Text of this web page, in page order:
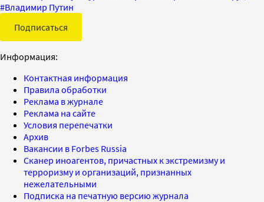
#Владимир Путин
Подписаться
Информация:
Контактная информация
Правила обработки
Реклама в журнале
Реклама на сайте
Условия перепечатки
Архив
Вакансии в Forbes Russia
Сканер иноагентов, причастных к экстремизму и
терроризму и организаций, признанных
нежелательными
Подписка на печатную версию журнала